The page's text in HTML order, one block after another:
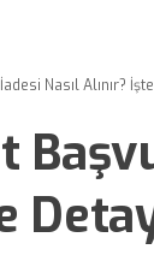
Nasıl Alınır?